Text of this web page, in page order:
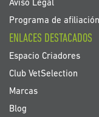
Aviso Legal
Programa de afiliación
ENLACES DESTACADOS
Espacio Criadores
Club VetSelection
Marcas
Blog